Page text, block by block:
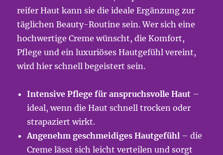
reifer Haut kann sie die ideale Ergänzung zur
täglichen Beauty-Routine sein. Wer sich eine
hochwertige Creme wünscht, die Komfort,
Pflege und ein luxuriöses Hautgefühl vereint,
wird hier schnell begeistert sein.
Intensive Pflege für anspruchsvolle Haut –
ideal, wenn die Haut schnell trocken oder
strapaziert wirkt.
Angenehm geschmeidiges Hautgefühl – die
Creme lässt sich leicht verteilen und sorgt